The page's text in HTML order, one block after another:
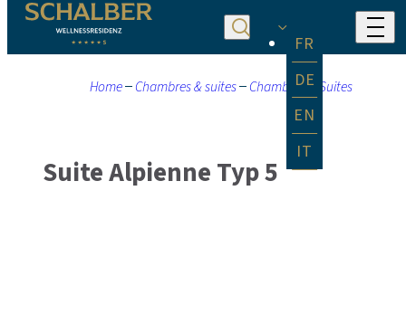
DE
EN
IT
FR
Home Chambres & suites Chambres & Suites
Suite Alpienne Typ 5